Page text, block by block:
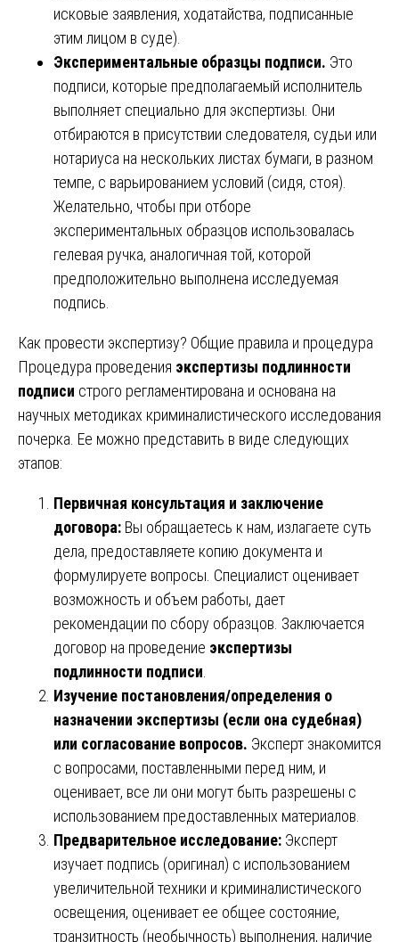
исковые заявления, ходатайства, подписанные
этим лицом в суде).
Экспериментальные образцы подписи. Это
подписи, которые предполагаемый исполнитель
выполняет специально для экспертизы. Они
отбираются в присутствии следователя, судьи или
нотариуса на нескольких листах бумаги, в разном
темпе, с варьированием условий (сидя, стоя).
Желательно, чтобы при отборе
экспериментальных образцов использовалась
гелевая ручка, аналогичная той, которой
предположительно выполнена исследуемая
подпись.
Как провести экспертизу? Общие правила и процедура
Процедура проведения экспертизы подлинности
подписи строго регламентирована и основана на
научных методиках криминалистического исследования
почерка. Ее можно представить в виде следующих
этапов:
Первичная консультация и заключение
договора: Вы обращаетесь к нам, излагаете суть
дела, предоставляете копию документа и
формулируете вопросы. Специалист оценивает
возможность и объем работы, дает
рекомендации по сбору образцов. Заключается
договор на проведение экспертизы
подлинности подписи
Изучение постановления/определения о
назначении экспертизы (если она судебная)
или согласование вопросов. Эксперт знакомится
с вопросами, поставленными перед ним, и
оценивает, все ли они могут быть разрешены с
использованием предоставленных материалов.
Предварительное исследование: Эксперт
изучает подпись (оригинал) с использованием
увеличительной техники и криминалистического
освещения, оценивает ее общее состояние,
транзитность (необычность) выполнения, наличие